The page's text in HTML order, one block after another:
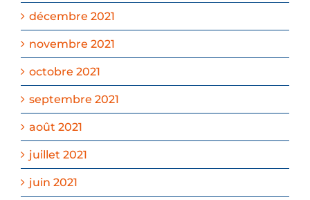
décembre 2021
novembre 2021
octobre 2021
septembre 2021
août 2021
juillet 2021
juin 2021